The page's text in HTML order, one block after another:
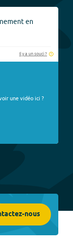
en
Il y a un souci ?
une vidéo ici ?
nous